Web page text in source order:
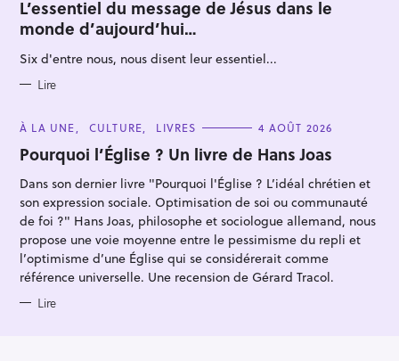
T
E
G
O
I
S
L’essentiel du message de Jésus dans le
monde d’aujourd’hui…
Six d'entre nous, nous disent leur essentiel...
Lire
C
T
E
O
I
E
S
À LA UNE CULTURE LIVRES 4 AOÛT 2026
Pourquoi l’Église ? Un livre de Hans Joas
Dans son dernier livre "Pourquoi l'Église ? L’idéal chrétien et
son expression sociale. Optimisation de soi ou communauté
de foi ?" Hans Joas, philosophe et sociologue allemand, nous
propose une voie moyenne entre le pessimisme du repli et
l’optimisme d’une Église qui se considérerait comme
référence universelle. Une recension de Gérard Tracol.
Lire